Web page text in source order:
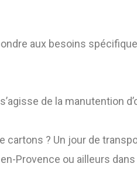
aux besoins
de la manutention
? Un jour de
Provence ou ailleurs